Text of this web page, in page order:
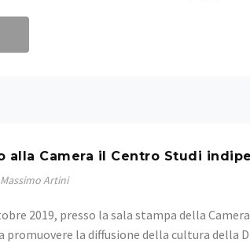
alla Camera il Centro Studi
Massimo Artini
2019, presso la sala stampa della
promuovere la diffusione della cultura della